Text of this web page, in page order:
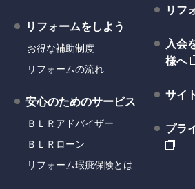
リフォームをしよう
お得な補助制度
リフォームの流れ
安心のためのサービス
ＢＬＲアドバイザー
ＢＬＲローン
リフォーム瑕疵保険とは
リフ
入会
様へ
サイ
プラ